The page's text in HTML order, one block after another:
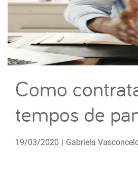
Como
tempos de
19/03/2020 | Gabriela